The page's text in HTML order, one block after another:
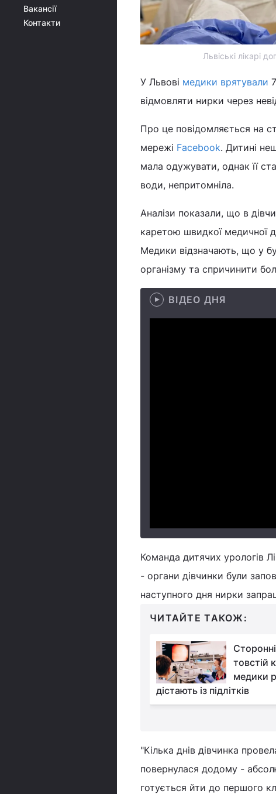
Вакансії
Контакти
Львіські лікарі
У Львові медики врятували
відмовляти нирки через
Про це повідомляється на
мережі Facebook. Дитині
мала одужувати, однак її
води, непритомніла.
Аналізи показали, що в
каретою швидкої медичної
Медики відзначають, що у
організму та спричинити
ВІДЕО ДНЯ
Команда дитячих урологів
- органи дівчинки були
наступного дня нирки
ЧИТАЙТЕ ТАКОЖ:
товстій
медики
дістають із підлітків
"Кілька днів дівчинка
повернулася додому -
готується йти до першого